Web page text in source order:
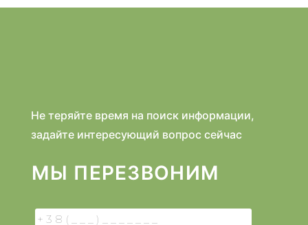
Не теряйте время на поиск информации,
задайте интересующий вопрос сейчас
МЫ ПЕРЕЗВОНИМ